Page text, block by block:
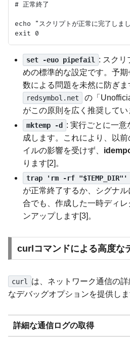
# 正常終了
echo "スクリプトが正常に完了しま
set -euo pipefail
: スクリ
めの標準的な設定です。予
数による問題を未然に防ぎ
redsymbol.net
の「
がこの原則を広く推奨してい
mktemp -d
: 実行ごとに一
成します。これにより、以
イルの影響を受けず、
ります[2]。
trap 'rm -rf
が正常終了するか、シグナ
合でも、作成した一時ディ
ンアップします[3]。
curlコマンドによる高度な
curl
は、ネットワーク通信の
なデバッグオプションを提供しま
詳細な通信ログの取得